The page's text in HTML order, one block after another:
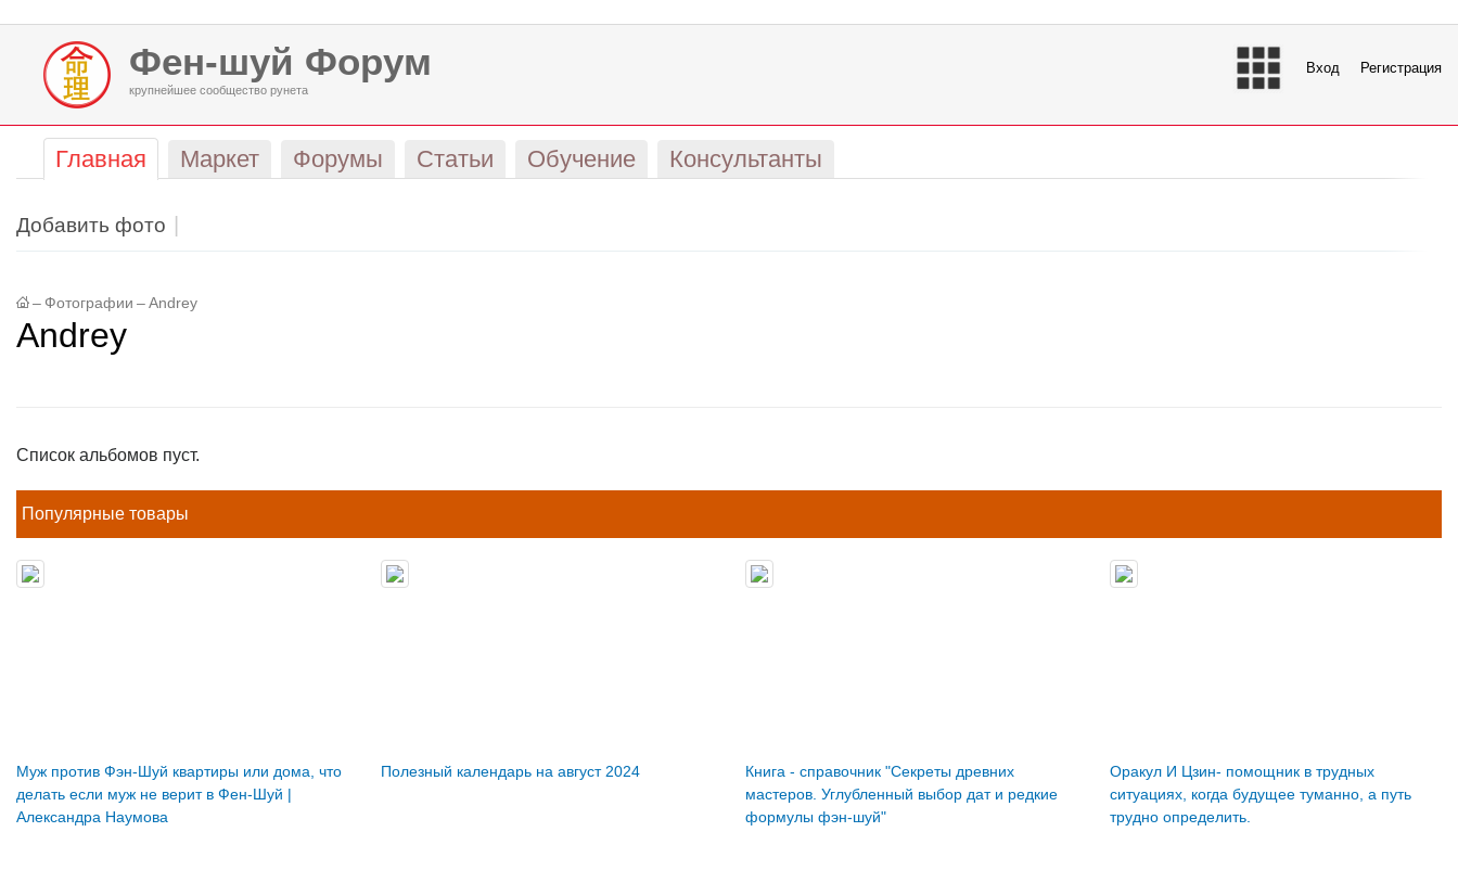
Фен-шуй Форум
крупнейшее сообщество рунета
Вход Регистрация
Главная Маркет Форумы Статьи Обучение Консультанты
Добавить фото
– Фотографии – Andrey
Andrey
Список альбомов пуст.
Популярные товары
Муж против Фэн-Шуй квартиры или дома, что
делать если муж не верит в Фен-Шуй |
Александра Наумова
Полезный календарь на август 2024
Книга - справочник "Секреты древних
мастеров. Углубленный выбор дат и редкие
формулы фэн-шуй"
Оракул И Цзин- помощник в трудных
ситуациях, когда будущее туманно, а путь
трудно определить.